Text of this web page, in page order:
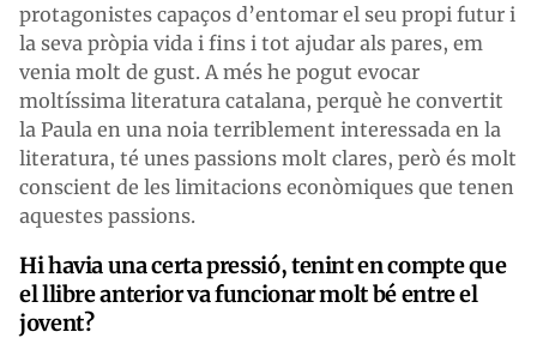
protagonistes capaços d’entomar el seu propi futur i
la seva pròpia vida i fins i tot ajudar als pares, em
venia molt de gust. A més he pogut evocar
moltíssima literatura catalana, perquè he convertit
la Paula en una noia terriblement interessada en la
literatura, té unes passions molt clares, però és molt
conscient de les limitacions econòmiques que tenen
aquestes passions.
Hi havia una certa pressió, tenint en compte que
el llibre anterior va funcionar molt bé entre el
jovent?